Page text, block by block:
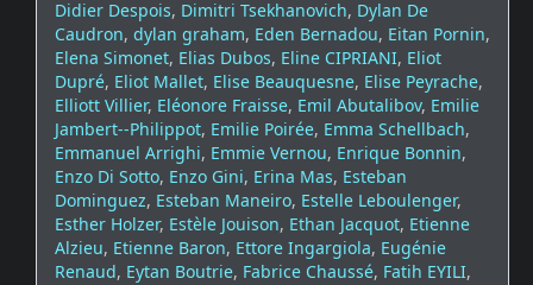
Didier Despois, Dimitri Tsekhanovich, Dylan De
Caudron, dylan graham, Eden Bernadou, Eitan Pornin,
Elena Simonet, Elias Dubos, Eline CIPRIANI, Eliot
Dupré, Eliot Mallet, Elise Beauquesne, Elise Peyrache,
Elliott Villier, Eléonore Fraisse, Emil Abutalibov, Emilie
Jambert--Philippot, Emilie Poirée, Emma Schellbach,
Emmanuel Arrighi, Emmie Vernou, Enrique Bonnin,
Enzo Di Sotto, Enzo Gini, Erina Mas, Esteban
Dominguez, Esteban Maneiro, Estelle Leboulenger,
Esther Holzer, Estèle Jouison, Ethan Jacquot, Etienne
Alzieu, Etienne Baron, Ettore Ingargiola, Eugénie
Renaud, Eytan Boutrie, Fabrice Chaussé, Fatih EYILI,